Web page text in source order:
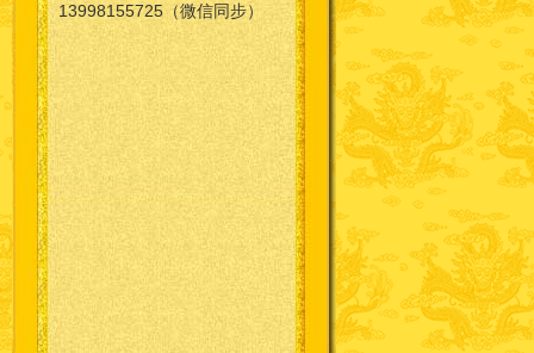
13998155725（微信同步）